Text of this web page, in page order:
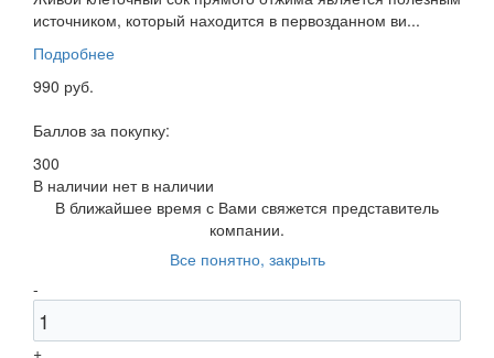
источником, который находится в первозданном ви...
Подробнее
990 руб.
Баллов за покупку:
300
В наличии нет в наличии
В ближайшее время с Вами свяжется представитель
компании.
Все понятно, закрыть
-
+